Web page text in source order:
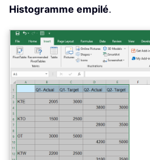
Histogramme empilé.